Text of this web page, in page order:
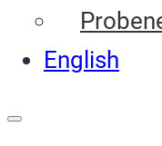
English